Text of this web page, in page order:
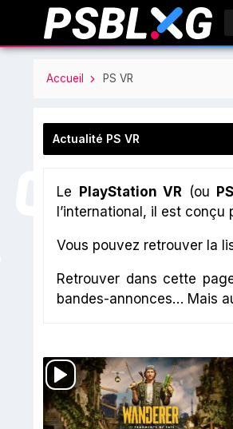
Accueil PS VR
Actualité PS VR
Le PlayStation VR (ou
l’international, il est
Vous pouvez retrouver la
Retrouver dans cette
bandes-annonces… Mais